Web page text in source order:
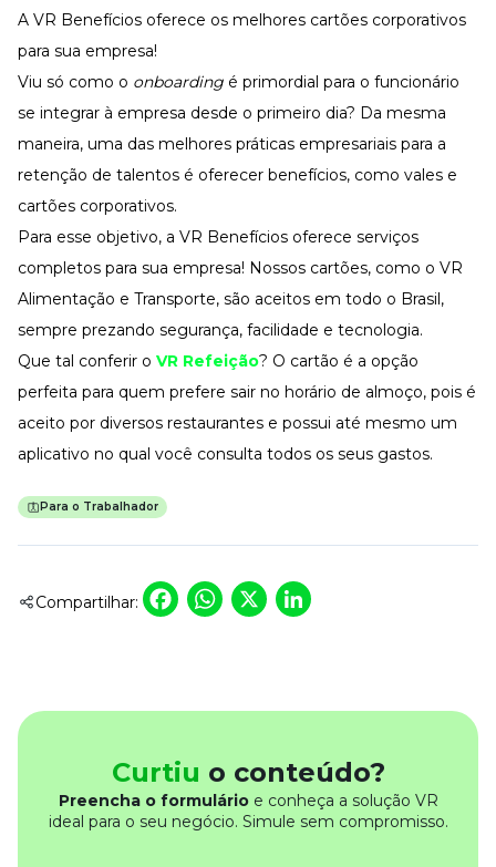
A VR Benefícios oferece os melhores cartões corporativos
para sua empresa!
Viu só como o onboarding é primordial para o funcionário
se integrar à empresa desde o primeiro dia? Da mesma
maneira, uma das melhores práticas empresariais para a
retenção de talentos é oferecer benefícios, como vales e
cartões corporativos.
Para esse objetivo, a VR Benefícios oferece serviços
completos para sua empresa! Nossos cartões, como o VR
Alimentação e Transporte, são aceitos em todo o Brasil,
sempre prezando segurança, facilidade e tecnologia.
Que tal conferir o VR Refeição? O cartão é a opção
perfeita para quem prefere sair no horário de almoço, pois é
aceito por diversos restaurantes e possui até mesmo um
aplicativo no qual você consulta todos os seus gastos.
Para o Trabalhador
Compartilhar: Facebook
WhatsApp
X
Curtiu o conteúdo?
Preencha o formulárioe conheça a solução VR
ideal para o seu negócio. Simule sem compromisso.